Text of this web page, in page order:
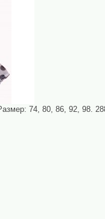
74, 80, 86, 92, 98.